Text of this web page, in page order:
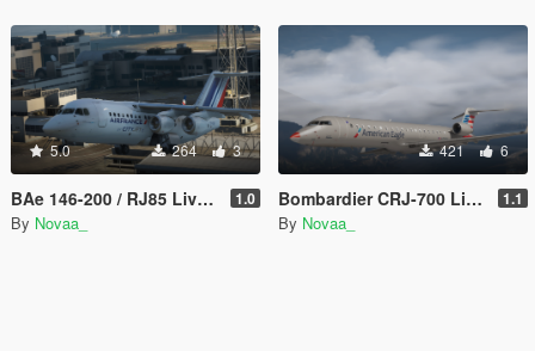
5.0 264 3
BAe 146-200 / RJ85 Livery Pack 1.0
By Novaa_
421 6
Bombardier CRJ-700 Livery Pack 1.1
By Novaa_